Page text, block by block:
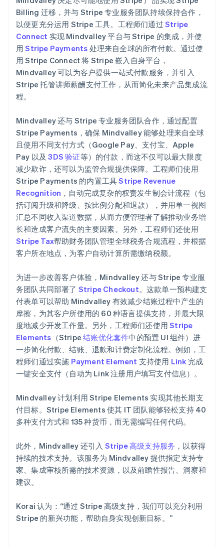
Billing 迁移，并与 Stripe 专业服务团队持续保持合作，
以便更充分运用 Stripe 工具。工程师们通过 Stripe
Connect 实现 Mindvalley 平台与 Stripe 的集成，并使
用Stripe Payments 处理来自全球的所有付款。通过使
用 Stripe Connect 将 Stripe 嵌入自身平台，
Mindvalley 可以为客户提供一站式付款服务，并引入
Stripe 托管讲师薪酬支付工作，从而简化未来产品集成流
程。
Mindvalley 还与 Stripe 专业服务团队合作，通过配置
Stripe Payments，确保 Mindvalley 能够处理来自全球
且使用不同支付方式（Google Pay、支付宝、Apple
Pay 以及3DS 验证等）的付款，而这不仅可以最大限度
减少欺诈，还可以为监管合规提供保障。工程师们使用
Stripe Payments 的内置工具Stripe Revenue
Recognition ，自动完成复杂的权责发生制会计流程（包
括订阅升级和降级、按比例分配和退款），并用单一视图
汇总不同收入渠道数据，从而方便管理者了解推动业务增
长和造成客户流失的主要因素。另外，工程师们还使用
Stripe Tax帮助财务团队管理全球税务合规流程，并根据
客户所在地点，为客户自动计算所需缴纳税额。
为进一步改善客户体验，Mindvalley 还与 Stripe 专业服
务团队共同部署了 Stripe Checkout。这款单一预构建支
付表单可以帮助 Mindvalley 有效减少结账过程中产生的
摩擦，为其客户所使用的 60 种语言提供支持，并最大限
度地减少开发工作量。另外，工程师们还使用Stripe
Elements （Stripe结账优化套件中的预置 UI 组件）进
一步简化付款、结账、退款和计费定制化流程。例如，工
程师们通过实施 Payment Element 支持使用 Link 完成
一键安全支付（自动为 Link 注册用户填写支付信息）。
Mindvalley 计划利用 Stripe Elements 实现其他长期支
付目标。Stripe Elements 使其 IT 团队能够轻松支持 40
多种支付方式和 135 种货币，而无需编写任何代码。
此外，Mindvalley 还引入 Stripe 高级支持服务 ，以获得
持续的技术支持。该服务为 Mindvalley 提供指定支持专
家、集成审核所需的技术资源，以及前瞻性报告、洞察和
建议。
Korai 认为：“通过 Stripe 高级支持，我们可以充分利用
Stripe 的新兴功能，帮助自身实现创新目标。”